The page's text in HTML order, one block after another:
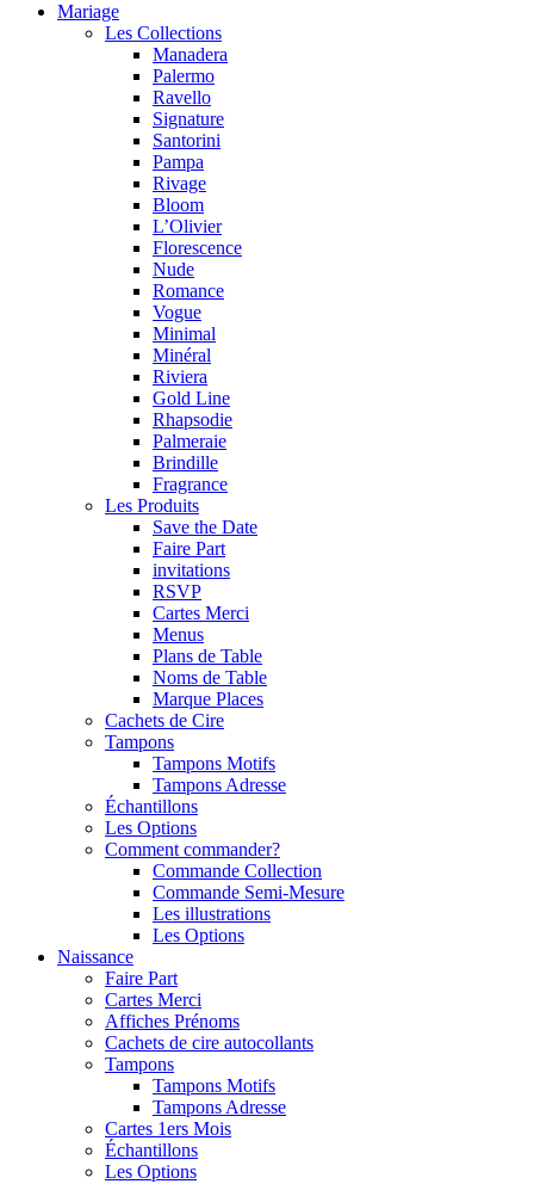
Mariage
Les Collections
Manadera
Palermo
Ravello
Signature
Santorini
Pampa
Rivage
Bloom
L’Olivier
Florescence
Nude
Romance
Vogue
Minimal
Minéral
Riviera
Gold Line
Rhapsodie
Palmeraie
Brindille
Fragrance
Les Produits
Save the Date
Faire Part
invitations
RSVP
Cartes Merci
Menus
Plans de Table
Noms de Table
Marque Places
Cachets de Cire
Tampons
Tampons Motifs
Tampons Adresse
Échantillons
Les Options
Comment commander?
Commande Collection
Commande Semi-Mesure
Les illustrations
Les Options
Naissance
Faire Part
Cartes Merci
Affiches Prénoms
Cachets de cire autocollants
Tampons
Tampons Motifs
Tampons Adresse
Cartes 1ers Mois
Échantillons
Les Options